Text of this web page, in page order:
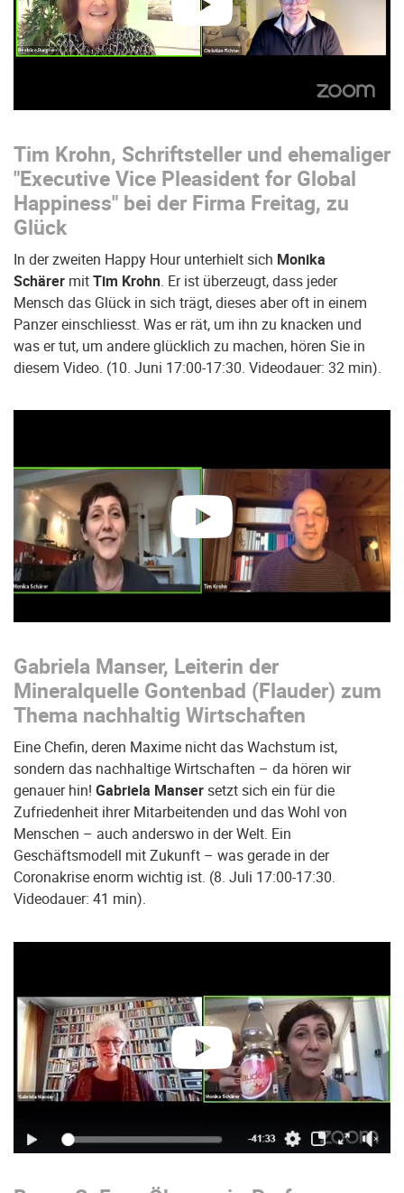
abspielen
Tim Krohn, Schriftsteller und ehemaliger
"Executive Vice Pleasident for Global
Happiness" bei der Firma Freitag, zu
Glück
In der zweiten Happy Hour unterhielt sich Monika
Schärer mitTim Krohn. Er ist überzeugt, dass jeder
Mensch das Glück in sich trägt, dieses aber oft in einem
Panzer einschliesst. Was er rät, um ihn zu knacken und
was er tut, um andere glücklich zu machen, hören Sie in
diesem Video. (10. Juni 17:00-17:30. Videodauer: 32 min).
abspielen
Gabriela Manser, Leiterin der
Mineralquelle Gontenbad (Flauder) zum
Thema nachhaltig Wirtschaften
Eine Chefin, deren Maxime nicht das Wachstum ist,
sondern das nachhaltige Wirtschaften – da hören wir
genauer hin! Gabriela Mansersetzt sich ein für die
Zufriedenheit ihrer Mitarbeitenden und das Wohl von
Menschen – auch anderswo in der Welt. Ein
Geschäftsmodell mit Zukunft – was gerade in der
Coronakrise enorm wichtig ist. (8. Juli 17:00-17:30.
Videodauer: 41 min).
abspielen